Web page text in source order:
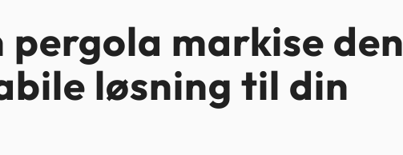
markise den
løsning til din